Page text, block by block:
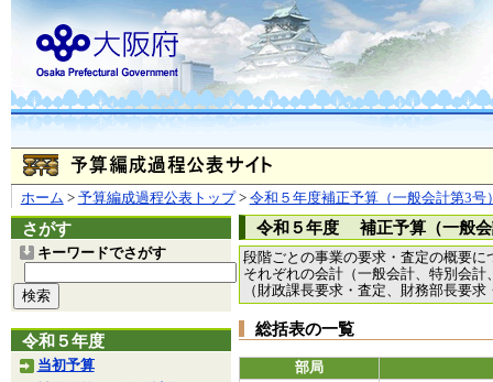
ホーム > 予算編成過程公表トップ> 令和５年度補正予算（一般会計第3号
さがす
キーワードでさがす
令和５年度
当初予算
令和５年度 補正予算（一般
段階ごとの事業の要求・査定の概要に
それぞれの会計（一般会計、特別会
（財政課長要求・査定、財務部長要
総括表の一覧
部局